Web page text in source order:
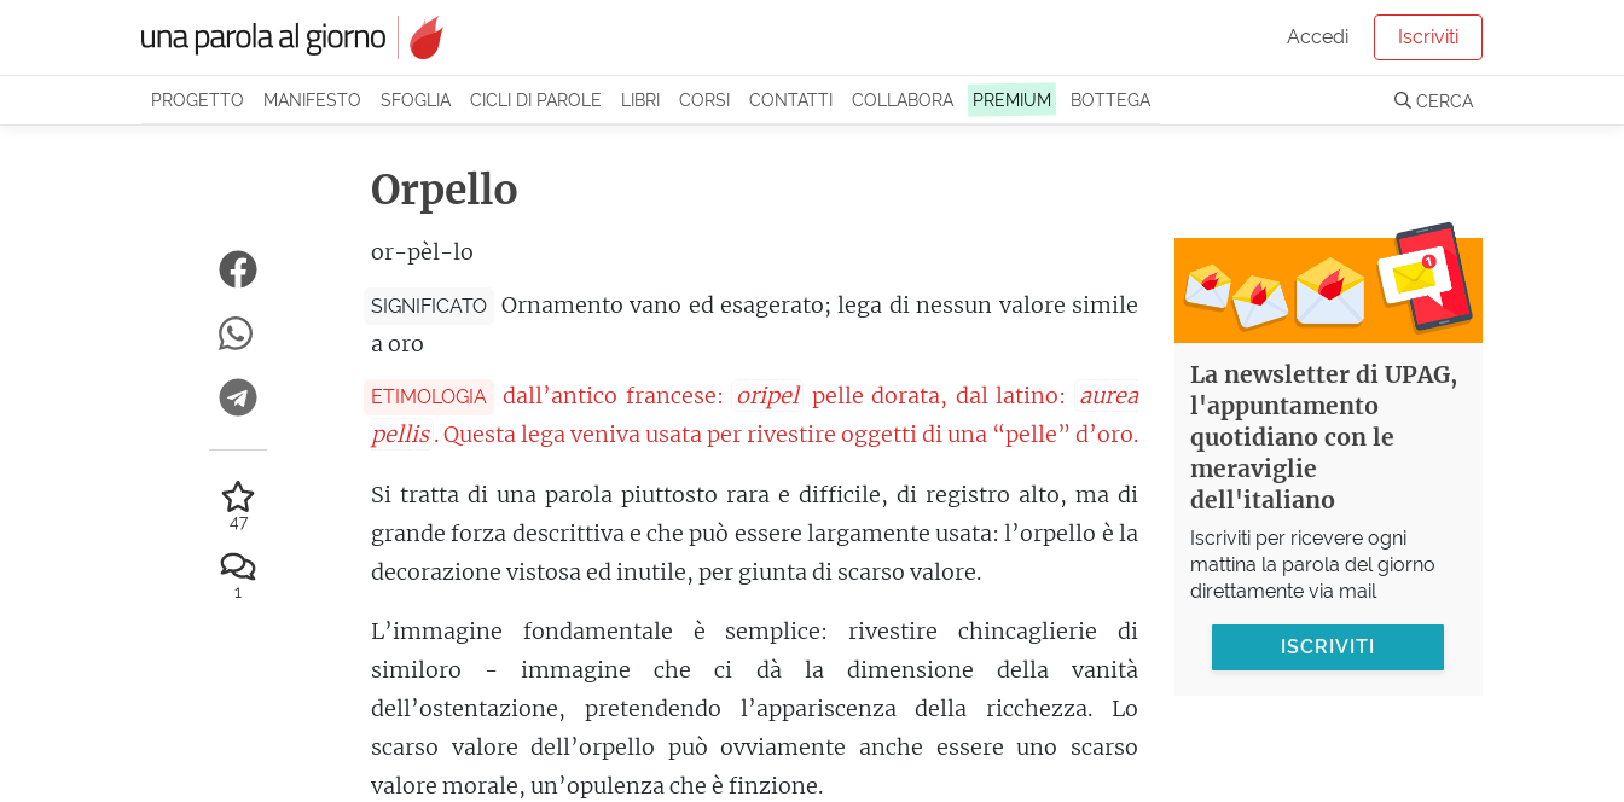
Accedi Iscriviti
PROGETTO MANIFESTO SFOGLIA CICLI DI PAROLE LIBRI CORSI CONTATTI COLLABORA PREMIUM BOTTEGA CERCA
Orpello
or-pèl-lo
SIGNIFICATO
Ornamento vano ed esagerato; lega di nessun valore simile
a oro
ETIMOLOGIA dall’antico francese: oripel pelle dorata, dal latino:
aurea
pellis . Questa lega veniva usata per rivestire oggetti di una “pelle” d’oro.
Si tratta di una parola piuttosto rara e difficile, di registro alto, ma di
grande forza descrittiva e che può essere largamente usata: l’orpello è la
decorazione vistosa ed inutile, per giunta di scarso valore.
L’immagine fondamentale è semplice: rivestire chincaglierie di
similoro - immagine che ci dà la dimensione della vanità
dell’ostentazione, pretendendo l’appariscenza della ricchezza. Lo
scarso valore dell’orpello può ovviamente anche essere uno scarso
valore morale, un’opulenza che è finzione.
47
1
La newsletter di UPAG,
l'appuntamento
quotidiano con le
meraviglie
dell'italiano
Iscriviti per ricevere ogni
mattina la parola del giorno
direttamente via mail
ISCRIVITI